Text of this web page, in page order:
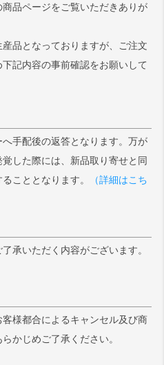
品ページをご覧いただきありが
品となっておりますが、ご注文
記内容の事前確認をお願いして
手配後の返答となります。万が
した際には、新品取り寄せと同
こととなります。
（詳細はこち
承いただく内容がございます。
様都合によるキャンセル及び商
かじめご了承ください。